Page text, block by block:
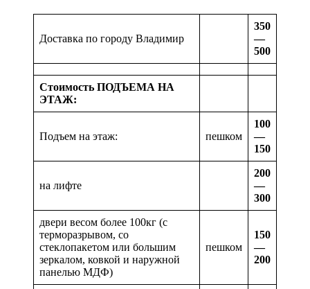
Доставка по городу Владимир
350
—
500
Стоимость ПОДЪЕМА НА
ЭТАЖ:
Подъем на этаж: пешком
100
—
150
на лифте
200
—
300
двери весом более 100кг (с
терморазрывом, со
стеклопакетом или большим
зеркалом, ковкой и наружной
панелью МДФ)
пешком
150
—
200